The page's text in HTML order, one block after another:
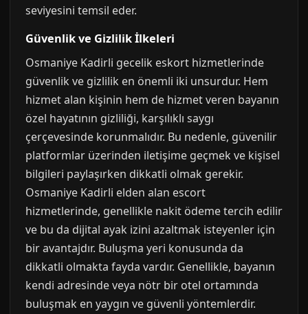
seviyesini temsil eder.
Güvenlik ve Gizlilik İlkeleri
Osmaniye Kadirli gecelik eskort hizmetlerinde
güvenlik ve gizlilik en önemli iki unsurdur. Hem
hizmet alan kişinin hem de hizmet veren bayanın
özel hayatının gizliliği, karşılıklı saygı
çerçevesinde korunmalıdır. Bu nedenle, güvenilir
platformlar üzerinden iletişime geçmek ve kişisel
bilgileri paylaşırken dikkatli olmak gerekir.
Osmaniye Kadirli elden alan escort
hizmetlerinde, genellikle nakit ödeme tercih edilir
ve bu da dijital ayak izini azaltmak isteyenler için
bir avantajdır. Buluşma yeri konusunda da
dikkatli olmakta fayda vardır. Genellikle, bayanın
kendi adresinde veya nötr bir otel ortamında
buluşmak en yaygın ve güvenli yöntemlerdir.